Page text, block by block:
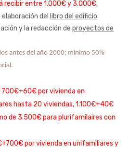
recibir entre 1.000€ y 3.000€.
del libro del edificio
y la redacción de proyectos de
antes del año 2000; minimo 50%
700€+60€ por vivienda en
hasta 20 viviendas, 1.100€+40€
de 3.500€ para plurifamilaires con
por vivienda en unifamiliares y